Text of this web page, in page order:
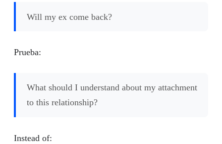
Will my ex come back?
Prueba:
What should I understand about my attachment
to this relationship?
Instead of: